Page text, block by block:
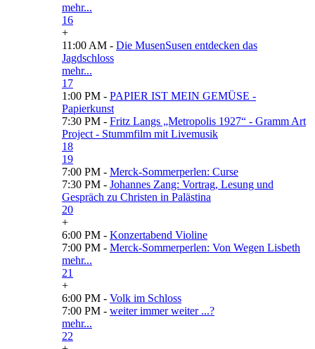
mehr...
16
+
11:00 AM - Die MusenSusen entdecken das
Jagdschloss
mehr...
17
1:00 PM - PAPIER IST MEIN GEMÜSE -
Papierkunst
7:30 PM - Fritz Langs „Metropolis 1927“ - Gramm Art
Project - Stummfilm mit Livemusik
18
19
7:00 PM - Merck-Sommerperlen: Curse
7:30 PM - Johannes Zang: Vortrag, Lesung und
Gespräch zu Christen in Palästina
20
+
6:00 PM - Konzertabend Violine
7:00 PM - Merck-Sommerperlen: Von Wegen Lisbeth
mehr...
21
+
6:00 PM - Volk im Schloss
7:00 PM - weiter immer weiter ...?
mehr...
22